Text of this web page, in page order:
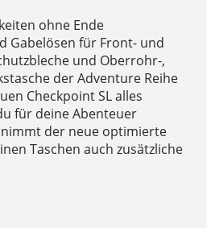
ohne Ende
Gabelösen für Front- und
und Oberrohr-,
der Adventure Reihe
Checkpoint SL alles
für deine Abenteuer
der neue optimierte
Taschen auch zusätzliche